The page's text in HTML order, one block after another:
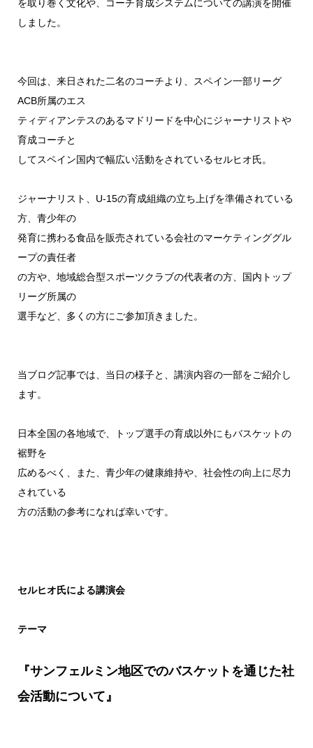
を取り巻く文化や、コーチ育成システムについての講演を開催
しました。
今回は、来日された二名のコーチより、スペイン一部リーグ
ACB所属のエス
ティディアンテスのあるマドリードを中心にジャーナリストや
育成コーチと
してスペイン国内で幅広い活動をされているセルヒオ氏。
ジャーナリスト、U-15の育成組織の立ち上げを準備されている
方、青少年の
発育に携わる食品を販売されている会社のマーケティンググル
ープの責任者
の方や、地域総合型スポーツクラブの代表者の方、国内トップ
リーグ所属の
選手など、多くの方にご参加頂きました。
当ブログ記事では、当日の様子と、講演内容の一部をご紹介し
ます。
日本全国の各地域で、トップ選手の育成以外にもバスケットの
裾野を
広めるべく、また、青少年の健康維持や、社会性の向上に尽力
されている
方の活動の参考になれば幸いです。
セルヒオ氏による講演会
テーマ
『サンフェルミン地区でのバスケットを通じた社
会活動について』